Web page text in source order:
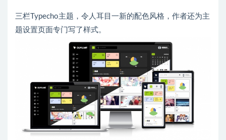
三栏Typecho主题，令人耳目一新的配色风格，作者还为主
题设置页面专门写了样式。